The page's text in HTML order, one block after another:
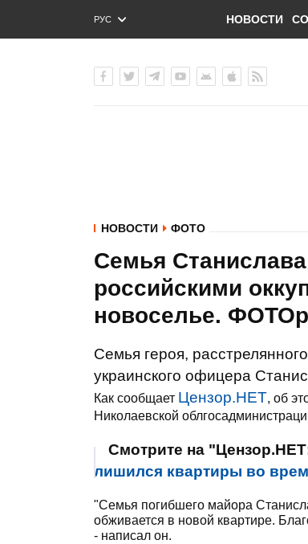
РУС
ENG
НОВОСТИ
НОВОСТИ ФОТО
Семья Станислава
российскими
новоселье.
Семья героя,
украинского офицера
Как сообщает Цензор.НЕТ, об
Николаевской
Смотрите на
лишился квартиры во
"Семья погибшего майора
обживается в новой квартире.
- написал он.